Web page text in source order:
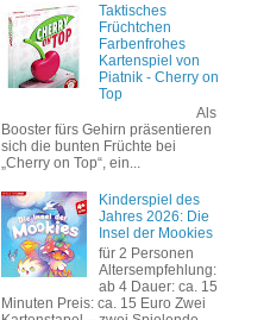
Taktisches
Früchtchen
Farbenfrohes
Kartenspiel von
Piatnik - Cherry on
Top
Als
Booster fürs Gehirn präsentieren
sich die bunten Früchte bei
„Cherry on Top“, ein...
Kinderspiel des
Jahres 2026: Die
Insel der Mookies
für 2 Personen
Altersempfehlung:
ab 4 Dauer: ca. 15
Minuten Preis: ca. 15 Euro Zwei